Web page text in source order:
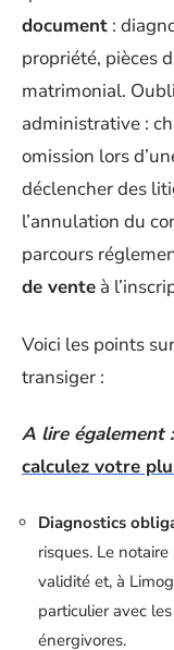
document :
propriété, pièces
matrimonial.
administrative :
omission lors
déclencher des
l’annulation du
parcours
de vente à
Voici les points
transiger :
A lire également :
calculez votre
Diagnostics
risques. Le
validité et, à
particulier avec
énergivores.